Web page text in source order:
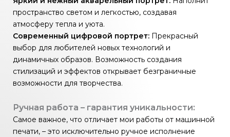
пространство светом и легкостью, создавая
атмосферу тепла и уюта.
Современный цифровой портрет: Прекрасный
выбор для любителей новых технологий и
динамичных образов. Возможность создания
стилизаций и эффектов открывает безграничные
возможности для творчества.
Ручная работа – гарантия уникальности:
Самое важное, что отличает мои работы от машинной
печати, – это исключительно ручное исполнение